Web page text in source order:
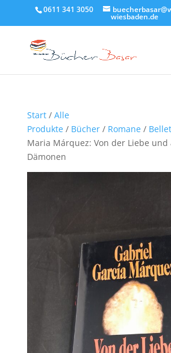
0611 341 3050
wiesbaden.de
Start/ Alle
Produkte/ Bücher/ Romane/
Maria Márquez: Von der Liebe und
Dämonen